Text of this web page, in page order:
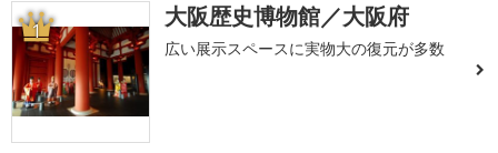
1 大阪歴史博物館／大阪府
広い展示スペースに実物大の復元が多数